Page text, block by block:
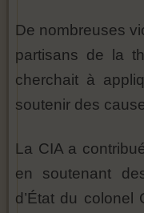
De nombreuses
partisans de la
cherchait à
soutenir des
La CIA a
en soutenant
d’État du colonel